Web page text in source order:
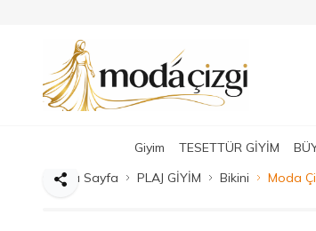
Giyim TESETTÜR GİYİM
Ana Sayfa
PLAJ GİYİM Bikini Moda
Paylaş